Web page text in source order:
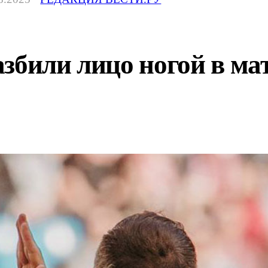
лицо ногой в